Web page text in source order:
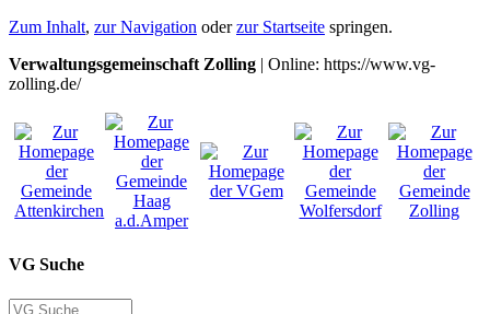
Zum Inhalt, zur Navigation oderzur Startseite springen.
Verwaltungsgemeinschaft Zolling | Online: https://www.vg-
zolling.de/
VG Suche